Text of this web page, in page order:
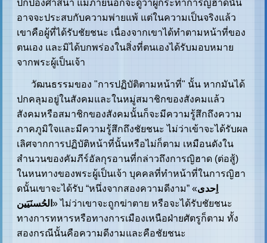
ปกป้องศาสนา แม้ภายนอกจะดูว่าผู้กระทำการญิฮาดนั้น
อาจจะประสบกับความพ่ายแพ้ แต่ในความเป็นจริงแล้ว
เขาคือผู้ที่ได้รับชัยชนะ เนื่องจากเขาได้ทำตามหน้าที่ของ
ตนเอง และมิได้บกพร่องในสิ่งที่ตนเองได้รับมอบหมาย
จากพระผู้เป็นเจ้า
วัฒนธรรมของ "การปฏิบัติตามหน้าที่" นั้น หากมันได้
ปกคลุมอยู่ในสังคมและในหมู่สมาชิกของสังคมแล้ว
สังคมหรือสมาชิกของสังคมนั้นก็จะมีความรู้สึกถึงความ
ภาคภูมิใจและมีความรู้สึกถึงชัยชนะ ไม่ว่าเข้าจะได้รับผล
เลิศจากการปฏิบัติหน้าที่นั้นหรือไม่ก็ตาม เหมือนดังใน
สำนวนของคัมภีร์อัลกุรอานที่กล่าวถึงการญิฮาด (ต่อสู้)
ในหนทางของพระผู้เป็นเจ้า บุคคลที่ทำหน้าที่ในการญิฮา
ดนั้นเขาจะได้รับ “หนึ่งจากสองความดีงาม” «اِحدی
الحُسنَیَين» ไม่ว่าเขาจะถูกฆ่าตาย หรือจะได้รับชัยชนะ
ทางการทหารหรือทางการเมืองเหนือฝ่ายศัตรูก็ตาม ทั้ง
สองกรณีนั้นคือความดีงามและคือชัยชนะ